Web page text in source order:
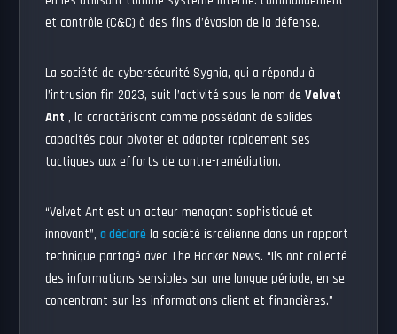
et contrôle (C&C) à des fins d’évasion de la défense.
La société de cybersécurité Sygnia, qui a répondu à
l’intrusion fin 2023, suit l’activité sous le nom deVelvet
Ant , la caractérisant comme possédant de solides
capacités pour pivoter et adapter rapidement ses
tactiques aux efforts de contre-remédiation.
“Velvet Ant est un acteur menaçant sophistiqué et
innovant”,a déclaré la société israélienne dans un rapport
technique partagé avec The Hacker News. “Ils ont collecté
des informations sensibles sur une longue période, en se
concentrant sur les informations client et financières.”